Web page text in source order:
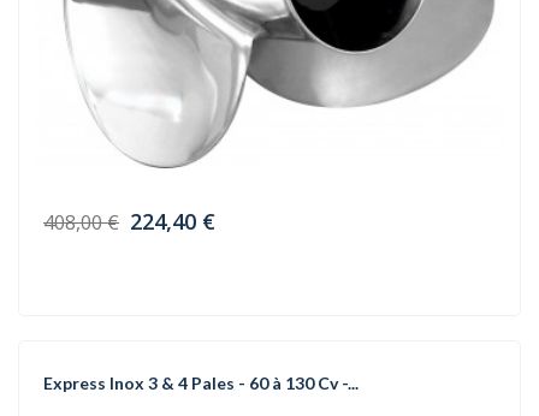
408,00 € 224,40 €
Express Inox 3 & 4 Pales - 60 à 130 Cv -...